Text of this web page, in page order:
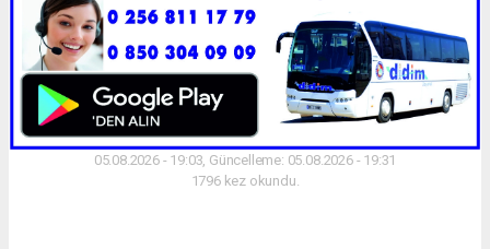
05.08.2026 - 19:03, Güncelleme: 05.08.2026 - 19:31
1796 kez okundu.